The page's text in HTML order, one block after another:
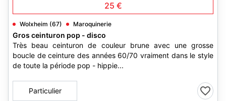
25 €
Wolxheim (67) Maroquinerie
Gros ceinturon pop - disco
Très beau ceinturon de couleur brune avec une grosse
boucle de ceinture des années 60/70 vraiment dans le style
de toute la période pop - hippie...
Particulier